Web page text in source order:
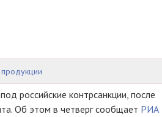
российские контрсанкции, после
Об этом в четверг сообщает РИА